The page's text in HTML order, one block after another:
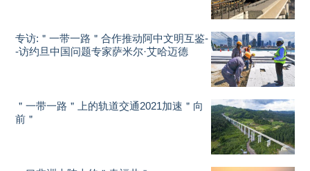
专访:＂一带一路＂合作推动阿中文明互鉴-
-访约旦中国问题专家萨米尔·艾哈迈德
＂一带一路＂上的轨道交通2021加速＂向
前＂